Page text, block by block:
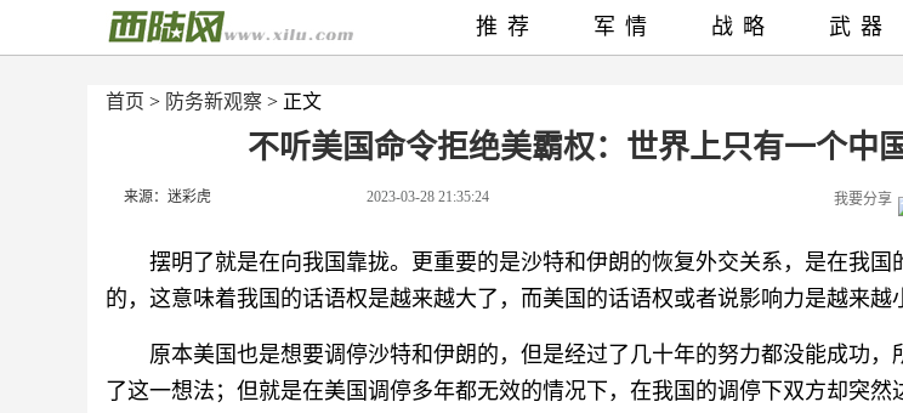
首页 > 防务新观察 > 正文
不听美国命令拒绝美霸权：世界上只有一个中
来源：迷彩虎 2023-03-28 21:35:24 我要分享
摆明了就是在向我国靠拢。更重要的是沙特和伊朗的恢复外交关系，是在我国
的，这意味着我国的话语权是越来越大了，而美国的话语权或者说影响力是越来越
原本美国也是想要调停沙特和伊朗的，但是经过了几十年的努力都没能成功，
了这一想法；但就是在美国调停多年都无效的情况下，在我国的调停下双方却突然
推荐 军情 战略 武器